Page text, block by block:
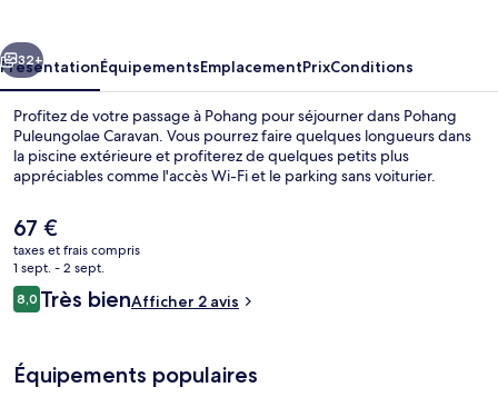
1 chambre, Wi-Fi gratuit
Suivant
32+
PrésentationÉquipementsEmplacementPrixConditions
Profitez de votre passage à Pohang pour séjourner dans Pohang
Puleungolae Caravan. Vous pourrez faire quelques longueurs dans
la piscine extérieure et profiterez de quelques petits plus
appréciables comme l'accès Wi-Fi et le parking sans voiturier.
Le
prix
actuel
est
de
67 €
taxes et frais compris
1 sept. - 2 sept.
Avis
voyageurs
8,08,0 sur 10
Très bienAfficher 2 avis
Équipements populaires